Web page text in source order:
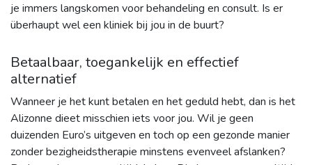
je immers langskomen voor behandeling en consult. Is er
überhaupt wel een kliniek bij jou in de buurt?
Betaalbaar, toegankelijk en effectief
alternatief
Wanneer je het kunt betalen en het geduld hebt, dan is het
Alizonne dieet misschien iets voor jou. Wil je geen
duizenden Euro’s uitgeven en toch op een gezonde manier
zonder bezigheidstherapie minstens evenveel afslanken?